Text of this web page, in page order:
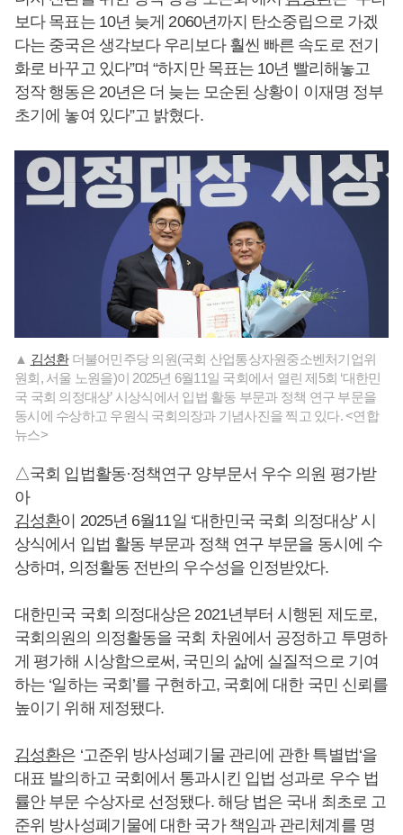
보다 목표는 10년 늦게 2060년까지 탄소중립으로 가겠
다는 중국은 생각보다 우리보다 훨씬 빠른 속도로 전기
화로 바꾸고 있다”며 “하지만 목표는 10년 빨리해놓고
정작 행동은 20년은 더 늦는 모순된 상황이 이재명 정부
초기에 놓여 있다”고 밝혔다.
▲ 김성환더불어민주당 의원(국회 산업통상자원중소벤처기업위
원회, 서울 노원을)이 2025년 6월11일 국회에서 열린 제5회 ‘대한민
국 국회 의정대상’ 시상식에서 입법 활동 부문과 정책 연구 부문을
동시에 수상하고 우원식 국회의장과 기념사진을 찍고 있다. <연합
뉴스>
△국회 입법활동·정책연구 양부문서 우수 의원 평가받
아
김성환이 2025년 6월11일 ‘대한민국 국회 의정대상’ 시
상식에서 입법 활동 부문과 정책 연구 부문을 동시에 수
상하며, 의정활동 전반의 우수성을 인정받았다.
대한민국 국회 의정대상은 2021년부터 시행된 제도로,
국회의원의 의정활동을 국회 차원에서 공정하고 투명하
게 평가해 시상함으로써, 국민의 삶에 실질적으로 기여
하는 ‘일하는 국회’를 구현하고, 국회에 대한 국민 신뢰를
높이기 위해 제정됐다.
김성환은 ‘고준위 방사성폐기물 관리에 관한 특별법‘을
대표 발의하고 국회에서 통과시킨 입법 성과로 우수 법
률안 부문 수상자로 선정됐다. 해당 법은 국내 최초로 고
준위 방사성폐기물에 대한 국가 책임과 관리체계를 명